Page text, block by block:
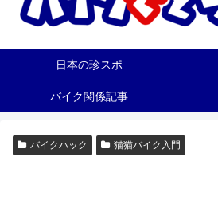
日本の珍スポ
バイク関係記事
バイクハック 猫猫バイク入門